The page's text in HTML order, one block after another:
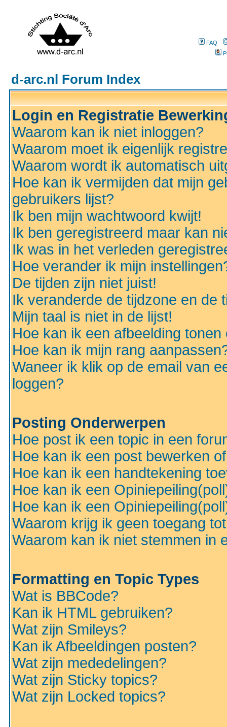
FAQ
d-arc.nl Forum Index
Login en Registratie
Waarom kan ik niet inloggen?
Waarom moet ik eigenlijk
Waarom wordt ik automatisch
Hoe kan ik vermijden dat mijn
gebruikers lijst?
Ik ben mijn wachtwoord kwijt!
Ik ben geregistreerd maar kan
Ik was in het verleden
Hoe verander ik mijn
De tijden zijn niet juist!
Ik veranderde de tijdzone en de
Mijn taal is niet in de lijst!
Hoe kan ik een afbeelding
Hoe kan ik mijn rang
Waneer ik klik op de email van
loggen?
Posting Onderwerpen
Hoe post ik een topic in een
Hoe kan ik een post bewerken
Hoe kan ik een handtekening
Hoe kan ik een
Hoe kan ik een
Waarom krijg ik geen toegang
Waarom kan ik niet stemmen in
Formatting en Topic Types
Wat is BBCode?
Kan ik HTML gebruiken?
Wat zijn Smileys?
Kan ik Afbeeldingen posten?
Wat zijn mededelingen?
Wat zijn Sticky topics?
Wat zijn Locked topics?